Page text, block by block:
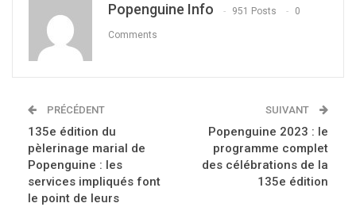
Popenguine Info 951 Posts 0
Comments
PRÉCÉDENT
135e édition du
pèlerinage marial de
Popenguine : les
services impliqués font
le point de leurs
SUIVANT
Popenguine 2023 : le
programme complet
des célébrations de la
135e édition